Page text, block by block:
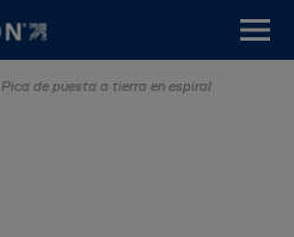
Pica de puesta a tierra en espiral